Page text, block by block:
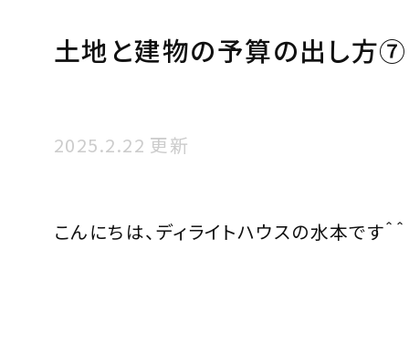
土地と建物の予算の出し方⑦
2025.2.22 更新
こんにちは、ディライトハウスの水本です＾＾